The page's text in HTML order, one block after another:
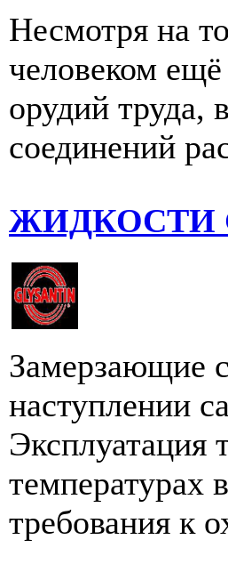
Несмотря на
человеком
орудий труда,
соединений
ЖИДКОСТИ
Замерзающие
наступлении
Эксплуатация
температурах
требования к